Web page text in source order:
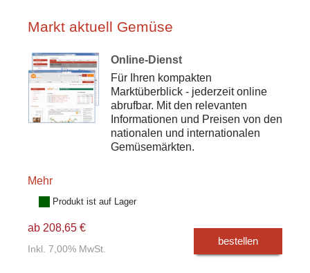
Markt aktuell Gemüse
Online-Dienst
Für Ihren kompakten
Marktüberblick - jederzeit online
abrufbar. Mit den relevanten
Informationen und Preisen von den
nationalen und internationalen
Gemüsemärkten.
Mehr
Produkt ist auf Lager
ab 208,65 €
Inkl. 7,00% MwSt.
bestellen